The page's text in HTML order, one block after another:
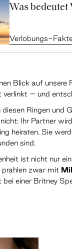
Was bedeutet
Verlobungs-
Blick auf unsere
verlinkt – und
Ringen und
Ihr Partner
heiraten. Sie
sind.
ist nicht nur
zwar mit
bei einer Britney